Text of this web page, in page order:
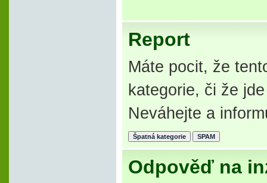
Report
Máte pocit, že
kategorie, či že
Neváhejte a
Odpověď na